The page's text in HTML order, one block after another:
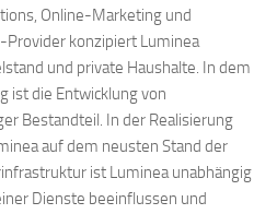
Online-Marketing und
Provider konzipiert Luminea
und private Haushalte. In dem
ist die Entwicklung von
Bestandteil. In der Realisierung
auf dem neusten Stand der
ist Luminea unabhängig
Dienste beeinflussen und